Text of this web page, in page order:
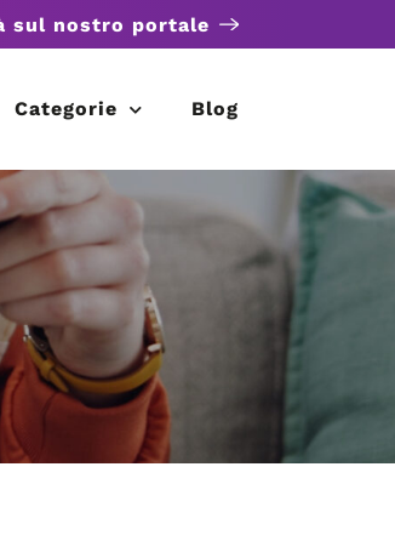
sul nostro portale
Categorie Blog